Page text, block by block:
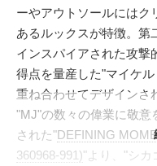
ーやアウトソールにはク
あるルックスが特徴。第
インスパイアされた攻撃
得点を量産した"マイケ
重ね合わせてデザインさ
"MJ"の数々の偉業に敬意
された"DEFINING
360968-991)"より、"シカ